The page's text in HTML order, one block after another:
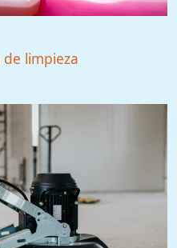
limpieza